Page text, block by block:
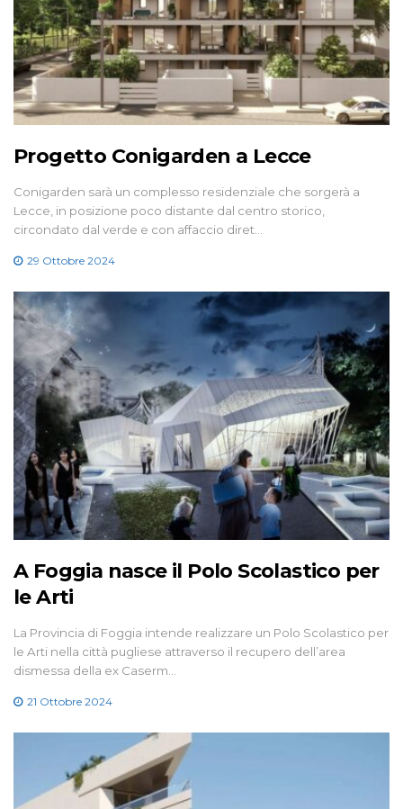
Progetto Conigarden a Lecce
Conigarden sarà un complesso residenziale che sorgerà a
Lecce, in posizione poco distante dal centro storico,
circondato dal verde e con affaccio diret…
29 Ottobre 2024
A Foggia nasce il Polo Scolastico per
le Arti
La Provincia di Foggia intende realizzare un Polo Scolastico per
le Arti nella città pugliese attraverso il recupero dell’area
dismessa della ex Caserm…
21 Ottobre 2024